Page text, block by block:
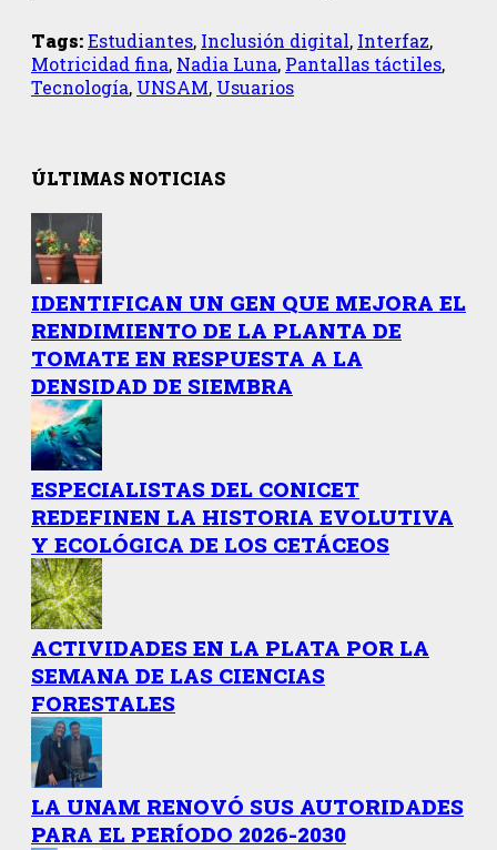
Tags:Estudiantes, Inclusión digital, Interfaz,
Motricidad fina, Nadia Luna, Pantallas táctiles,
Tecnología, UNSAM, Usuarios
ÚLTIMAS NOTICIAS
IDENTIFICAN UN GEN QUE MEJORA EL
RENDIMIENTO DE LA PLANTA DE
TOMATE EN RESPUESTA A LA
DENSIDAD DE SIEMBRA
ESPECIALISTAS DEL CONICET
REDEFINEN LA HISTORIA EVOLUTIVA
Y ECOLÓGICA DE LOS CETÁCEOS
ACTIVIDADES EN LA PLATA POR LA
SEMANA DE LAS CIENCIAS
FORESTALES
LA UNAM RENOVÓ SUS AUTORIDADES
PARA EL PERÍODO 2026-2030